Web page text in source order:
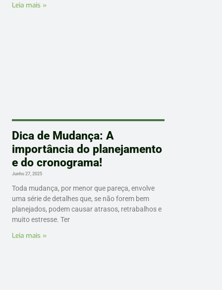
Leia mais »
Dica de Mudança: A
importância do planejamento
e do cronograma!
Junho 27, 2025
Toda mudança, por menor que pareça, envolve
uma série de detalhes que, se não forem bem
planejados, podem causar atrasos, retrabalhos e
muito estresse. Ter
Leia mais »